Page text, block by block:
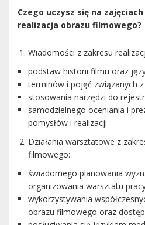
Czego uczysz się na
realizacja obrazu filmowego?
Wiadomości z zakresu
podstaw historii filmu oraz
terminów i pojęć związanych
stosowania narzędzi do
samodzielnego oceniania i
pomysłów i realizacji
Działania warsztatowe z
filmowego:
świadomego planowania
organizowania warsztatu
wykorzystywania
obrazu filmowego oraz